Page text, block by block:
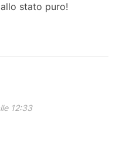
stato puro!
12:33